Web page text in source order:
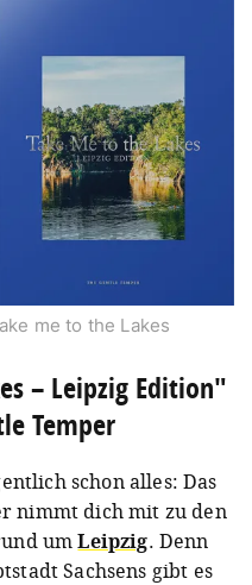
me to the Lakes
– Leipzig Edition"
Temper
schon alles: Das
nimmt dich mit zu den
umLeipzig. Denn
Sachsens gibt es